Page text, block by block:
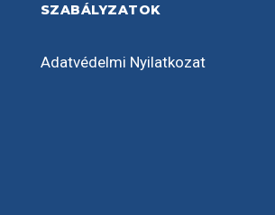
SZABÁLYZATOK
Adatvédelmi Nyilatkozat